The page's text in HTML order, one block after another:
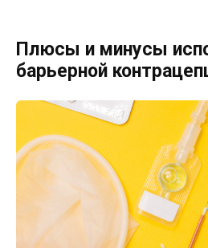
Плюсы и минусы
барьерной